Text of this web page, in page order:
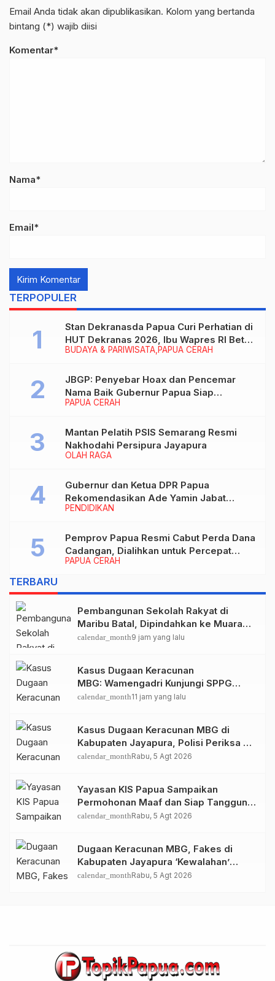
Email Anda tidak akan dipublikasikan. Kolom yang bertanda
bintang (*) wajib diisi
Komentar*
Nama*
Email*
TERPOPULER
BUDAYA & PARIWISATA PAPUA CERAH
Stan Dekranasda Papua Curi Perhatian di
HUT Dekranas 2026, Ibu Wapres RI Betah
Menikmati Karya Perajin
PAPUA CERAH
JBGP: Penyebar Hoax dan Pencemar
Nama Baik Gubernur Papua Siap
Berhadapan dengan Hukum!
OLAH RAGA
Mantan Pelatih PSIS Semarang Resmi
Nakhodahi Persipura Jayapura
PENDIDIKAN
Gubernur dan Ketua DPR Papua
Rekomendasikan Ade Yamin Jabat
Rektor IAIN Fattahul Muluk Papua
PAPUA CERAH
Pemprov Papua Resmi Cabut Perda Dana
Cadangan, Dialihkan untuk Percepat
Pembangunan dan Layanan Publik
TERBARU
Pembangunan Sekolah Rakyat di
Maribu Batal, Dipindahkan ke Muara
Tami, Ini Sebabnya
calendar_month9 jam yang lalu
Kasus Dugaan Keracunan
MBG: Wamengadri Kunjungi SPPG
Yayasan KIS Papua, Ini yang
calendar_month11 jam yang lalu
Kasus Dugaan Keracunan MBG di
Kabupaten Jayapura, Polisi Periksa 30
Orang Saksi
calendar_monthRabu, 5 Agt 2026
Yayasan KIS Papua Sampaikan
Permohonan Maaf dan Siap Tanggung
Biaya Korban Dugaan Keracunan MBG
calendar_monthRabu, 5 Agt 2026
Dugaan Keracunan MBG, Fakes di
Kabupaten Jayapura ‘Kewalahan’
Layani Ratusan Korban
calendar_monthRabu, 5 Agt 2026